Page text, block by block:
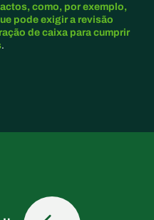
como, por exemplo,
pode exigir a revisão
de caixa para cumprir
.